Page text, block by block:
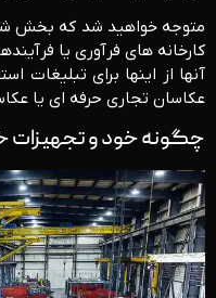
متوجه خواهید شد که بخش
کارخانه های فرآوری یا
آنها از اینها برای تبلیغات
عکاسان تجاری حرفه ای یا
چگونه خود و تجهیزات